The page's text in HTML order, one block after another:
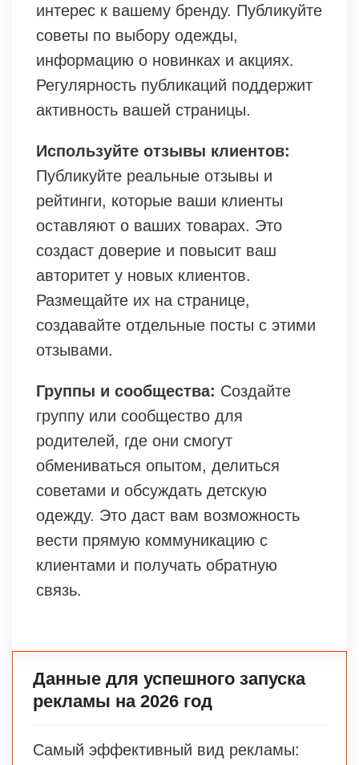
интерес к вашему бренду. Публикуйте
советы по выбору одежды,
информацию о новинках и акциях.
Регулярность публикаций поддержит
активность вашей страницы.
Используйте отзывы клиентов:
Публикуйте реальные отзывы и
рейтинги, которые ваши клиенты
оставляют о ваших товарах. Это
создаст доверие и повысит ваш
авторитет у новых клиентов.
Размещайте их на странице,
создавайте отдельные посты с этими
отзывами.
Группы и сообщества: Создайте
группу или сообщество для
родителей, где они смогут
обмениваться опытом, делиться
советами и обсуждать детскую
одежду. Это даст вам возможность
вести прямую коммуникацию с
клиентами и получать обратную
связь.
Данные для успешного запуска
рекламы на 2026 год
Самый эффективный вид рекламы: